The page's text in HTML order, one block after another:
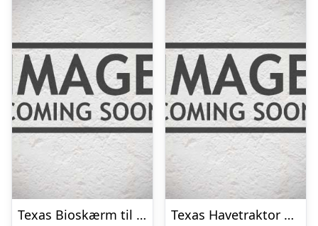
Texas Bioskærm til XC160-102HC Havetraktor
Texas Havetraktor XC140-98